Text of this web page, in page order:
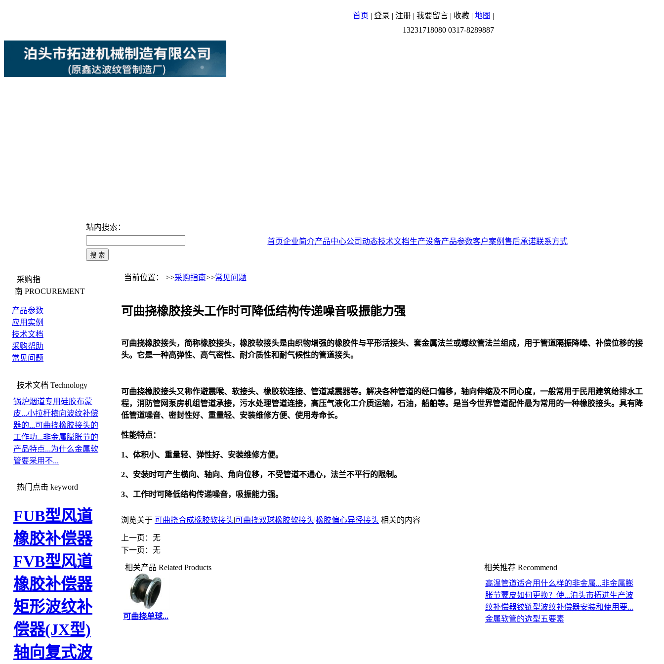
首页 | 登录 | 注册 | 我要留言 | 收藏 | 地图 |
13231718080 0317-8289887
站内搜索：
首页企业简介产品中心公司动态技术文档生产设备产品参数客户案例 售后承诺联系方式
采购指
南 PROCUREMENT
产品参数
应用实例
技术文档
采购帮助
常见问题
技术文档 Technology
锅炉烟道专用硅胶布蒙
皮...小拉杆横向波纹补偿
器的...可曲挠橡胶接头的
工作功...非金属膨胀节的
产品特点...为什么金属软
管要采用不...
热门点击 keyword
FUB型风道
橡胶补偿器
FVB型风道
橡胶补偿器
矩形波纹补
偿器(JX型)
轴向复式波
当前位置： >>采购指南>>常见问题
可曲挠橡胶接头工作时可降低结构传递噪音吸振能力强
可曲挠橡胶接头，简称橡胶接头，橡胶软接头是由织物增强的橡胶件与平形活接头、套金属法兰或螺纹管法兰组成，用于管道隔振降噪、补偿位移的接
头。它是一种高弹性、高气密性、耐介质性和耐气候性的管道接头。
可曲挠橡胶接头又称作避震喉、软接头、橡胶软连接、管道减震器等。解决各种管道的经口偏移，轴向伸缩及不同心度，一般常用于民用建筑给排水工
程，消防管网泵房机组管道承接，污水处理管道连接，高压气液化工介质运输，石油，船舶等。是当今世界管道配件最为常用的一种橡胶接头。具有降
低管道噪音、密封性好、重量轻、安装维修方便、使用寿命长。
性能特点：
1、体积小、重量轻、弹性好、安装维修方便。
2、安装时可产生横向、轴向、角向位移，不受管道不通心，法兰不平行的限制。
3、工作时可降低结构传递噪音，吸振能力强。
浏览关于 可曲挠合成橡胶软接头|可曲挠双球橡胶软接头|橡胶偏心异径接头 相关的内容
上一页：无
下一页：无
相关产品 Related Products
可曲挠单球...
相关推荐 Recommend
高温管道适合用什么样的非金属...非金属膨
胀节蒙皮如何更换？使...泊头市拓进生产波
纹补偿器铰链型波纹补偿器安装和使用要...
金属软管的选型五要素